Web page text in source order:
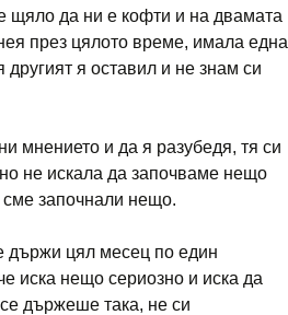
щяло да ни е кофти и на двамата
през цялото време, имала една
другият я оставил и не знам си
мнението и да я разубедя, тя си
не искала да започваме нещо
сме започнали нещо.
държи цял месец по един
иска нещо сериозно и иска да
държеше така, не си